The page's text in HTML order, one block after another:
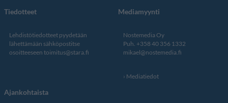
Tiedotteet
Lehdistötiedotteet pyydetään
lähettämään sähköpostitse
osoitteeseen toimitus@stara.fi
Mediamyynti
Nostemedia Oy
Puh. +358 40 356 1332
mikael@nostemedia.fi
Mediatiedot
Ajankohtaista